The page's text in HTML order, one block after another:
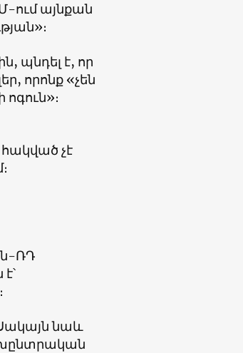
ում այնքան
պնդել է, որ
որոնք «չեն
չէ
ՌԴ
Սակայն նաև